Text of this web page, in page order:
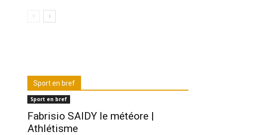
Sport en bref
Sport en bref
Fabrisio SAIDY le météore |
Athlétisme